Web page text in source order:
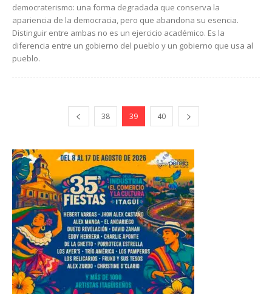
democraterismo: una forma degradada que conserva la
apariencia de la democracia, pero que abandona su esencia.
Distinguir entre ambas no es un ejercicio académico. Es la
diferencia entre un gobierno del pueblo y un gobierno que usa al
pueblo.
38 39 40